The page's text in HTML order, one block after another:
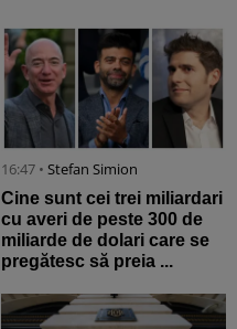
16:47 • Stefan Simion
Cine sunt cei trei miliardari
cu averi de peste 300 de
miliarde de dolari care se
pregătesc să preia ...